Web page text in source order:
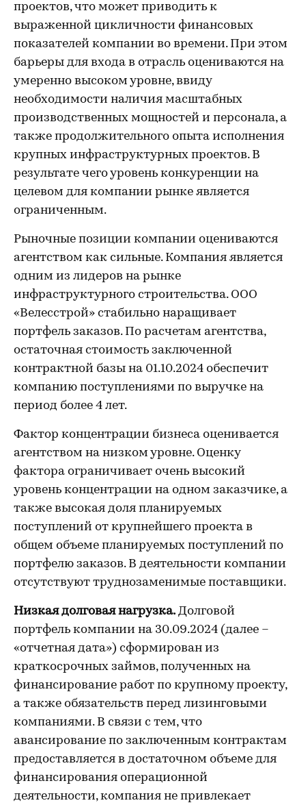
проектов, что может приводить к
выраженной цикличности финансовых
показателей компании во времени. При этом
барьеры для входа в отрасль оцениваются на
умеренно высоком уровне, ввиду
необходимости наличия масштабных
производственных мощностей и персонала, а
также продолжительного опыта исполнения
крупных инфраструктурных проектов. В
результате чего уровень конкуренции на
целевом для компании рынке является
ограниченным.
Рыночные позиции компании оцениваются
агентством как сильные. Компания является
одним из лидеров на рынке
инфраструктурного строительства. ООО
«Велесстрой» стабильно наращивает
портфель заказов. По расчетам агентства,
остаточная стоимость заключенной
контрактной базы на 01.10.2024 обеспечит
компанию поступлениями по выручке на
период более 4 лет.
Фактор концентрации бизнеса оценивается
агентством на низком уровне. Оценку
фактора ограничивает очень высокий
уровень концентрации на одном заказчике, а
также высокая доля планируемых
поступлений от крупнейшего проекта в
общем объеме планируемых поступлений по
портфелю заказов. В деятельности компании
отсутствуют труднозаменимые поставщики.
Низкая долговая нагрузка. Долговой
портфель компании на 30.09.2024 (далее –
«отчетная дата») сформирован из
краткосрочных займов, полученных на
финансирование работ по крупному проекту,
а также обязательств перед лизинговыми
компаниями. В связи с тем, что
авансирование по заключенным контрактам
предоставляется в достаточном объеме для
финансирования операционной
деятельности, компания не привлекает